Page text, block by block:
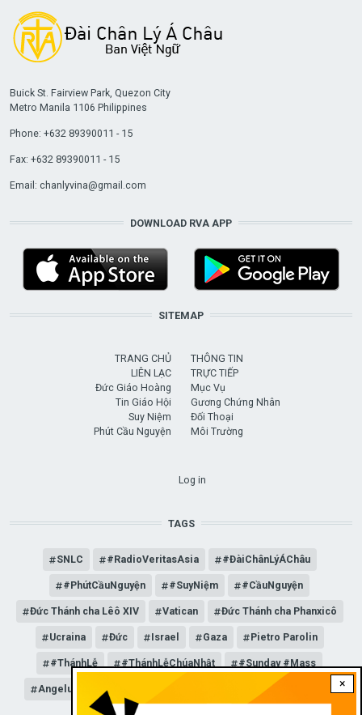
×
Buick St. Fairview Park, Quezon City
Metro Manila 1106 Philippines
Phone: +632 89390011 - 15
Fax: +632 89390011 - 15
Email: chanlyvina@gmail.com
DOWNLOAD RVA APP
SITEMAP
TRANG CHỦ
LIÊN LẠC
Đức Giáo Hoàng
Tin Giáo Hội
Suy Niệm
Phút Cầu Nguyện
THÔNG TIN
TRỰC TIẾP
Mục Vụ
Gương Chứng Nhân
Đối Thoại
Môi Trường
Log in
TAGS
SNLC #RadioVeritasAsia #ĐàiChânLýÁChâu
#PhútCầuNguyện #SuyNiệm #CầuNguyện
Đức Thánh cha Lêô XIV Vatican Đức Thánh cha Phanxicô
Ucraina Đức Israel Gaza Pietro Parolin
#ThánhLễ #ThánhLễChúaNhật #Sunday #Mass
Angelus Đức Giáo hoàng Lêô XIV General Audience